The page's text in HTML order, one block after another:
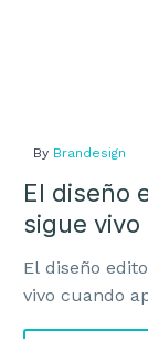
By Brandesign
El diseño
sigue vivo
El diseño
vivo cuando